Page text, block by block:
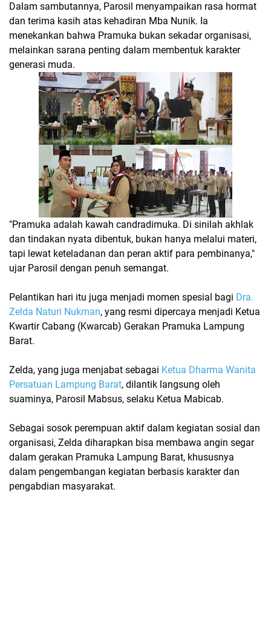
Dalam sambutannya, Parosil menyampaikan rasa hormat
dan terima kasih atas kehadiran Mba Nunik. Ia
menekankan bahwa Pramuka bukan sekadar organisasi,
melainkan sarana penting dalam membentuk karakter
generasi muda.
"Pramuka adalah kawah candradimuka. Di sinilah akhlak
dan tindakan nyata dibentuk, bukan hanya melalui materi,
tapi lewat keteladanan dan peran aktif para pembinanya,"
ujar Parosil dengan penuh semangat.
Pelantikan hari itu juga menjadi momen spesial bagi Dra.
Zelda Naturi Nukman, yang resmi dipercaya menjadi Ketua
Kwartir Cabang (Kwarcab) Gerakan Pramuka Lampung
Barat.
Zelda, yang juga menjabat sebagai Ketua Dharma Wanita
Persatuan Lampung Barat, dilantik langsung oleh
suaminya, Parosil Mabsus, selaku Ketua Mabicab.
Sebagai sosok perempuan aktif dalam kegiatan sosial dan
organisasi, Zelda diharapkan bisa membawa angin segar
dalam gerakan Pramuka Lampung Barat, khususnya
dalam pengembangan kegiatan berbasis karakter dan
pengabdian masyarakat.